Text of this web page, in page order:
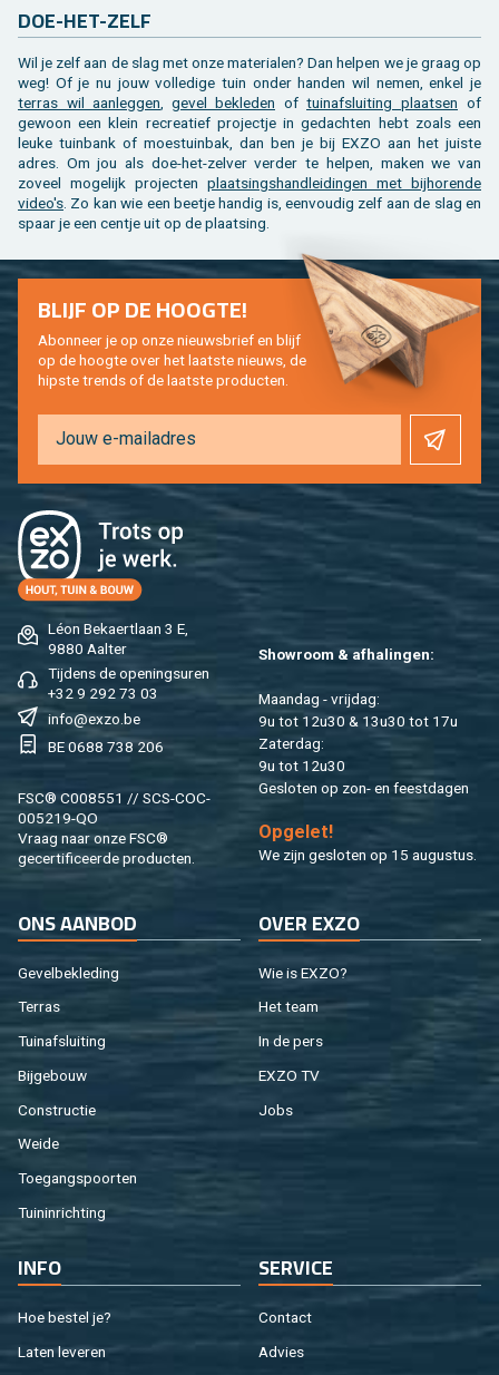
DOE-HET-ZELF
Wil je zelf aan de slag met onze materialen? Dan helpen we je graag op
weg! Of je nu jouw volledige tuin onder handen wil nemen, enkel je
terras wil aanleggen
gevel bekleden of tuinafsluiting plaatsen of
gewoon een klein recreatief projectje in gedachten hebt zoals een
leuke tuinbank of moestuinbak, dan ben je bij EXZO aan het juiste
adres. Om jou als doe-het-zelver verder te helpen, maken we van
zoveel mogelijk projecten plaatsingshandleidingen met bijhorende
video's . Zo kan wie een beetje handig is, eenvoudig zelf aan de slag en
spaar je een centje uit op de plaatsing.
Léon Bekaertlaan 3 E,
9880 Aalter
Tijdens de openingsuren
+32 9 292 73 03
info@exzo.be
BE 0688 738 206
FSC® C008551 // SCS-COC-
005219-QO
Vraag naar onze FSC®
gecertificeerde producten.
Showroom & afhalingen:
Maandag - vrijdag:
9u tot 12u30 & 13u30 tot 17u
Zaterdag:
9u tot 12u30
Gesloten op zon- en feestdagen
Opgelet!
We zijn gesloten op 15 augustus.
BLIJF OP DE HOOGTE!
Abonneer je op onze nieuwsbrief en blijf
op de hoogte over het laatste nieuws, de
hipste trends of de laatste producten.
ONS AANBOD
Gevelbekleding
Terras
Tuinafsluiting
Bijgebouw
Constructie
Weide
Toegangspoorten
Tuininrichting
OVER EXZO
Wie is EXZO?
Het team
In de pers
EXZO TV
Jobs
INFO
Hoe bestel je?
Laten leveren
SERVICE
Contact
Advies